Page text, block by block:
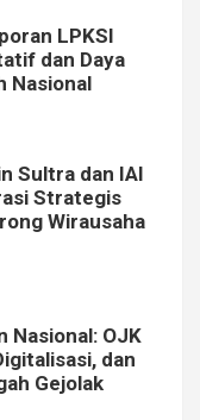
LPKSI
dan Daya
Nasional
Sultra dan IAI
Strategis
Wirausaha
Nasional: OJK
dan
Gejolak